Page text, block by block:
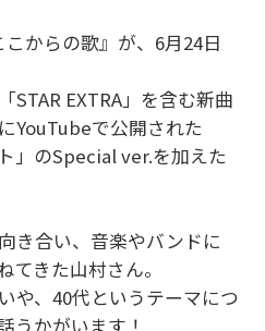
からの歌』が、6月24日
STAR EXTRA」を含む新曲
YouTubeで公開された
」のSpecial ver.を加えた
き合い、音楽やバンドに
てきた山村さん。
や、40代というテーマにつ
うかがいます！